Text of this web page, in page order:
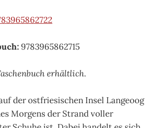
9783965862715
erhältlich.
der ostfriesischen Insel Langeoog
Morgens der Strand voller